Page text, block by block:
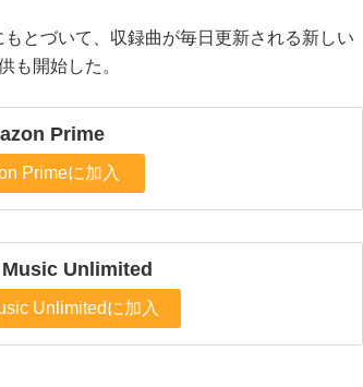
とづいて、収録曲が毎日更新される新しい
も開始した。
Prime
Primeに加入
Unlimited
Unlimitedに加入